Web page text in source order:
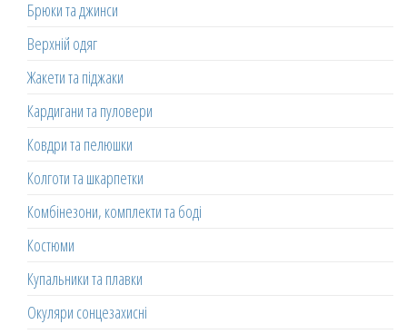
Брюки та джинси
Верхній одяг
Жакети та піджаки
Кардигани та пуловери
Ковдри та пелюшки
Колготи та шкарпетки
Комбінезони, комплекти та боді
Костюми
Купальники та плавки
Окуляри сонцезахисні